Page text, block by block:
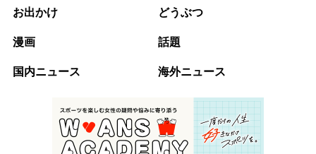
お出かけ どうぶつ
漫画 話題
国内ニュース 海外ニュース